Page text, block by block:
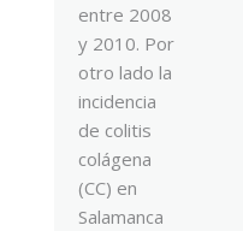
entre 2008
y 2010. Por
otro lado la
incidencia
de colitis
colágena
(CC) en
Salamanca